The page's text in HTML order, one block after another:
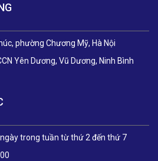
phường Chương Mỹ, Hà Nội
Yên Dương, Vũ Dương, Ninh Bình
trong tuần từ thứ 2 đến thứ 7